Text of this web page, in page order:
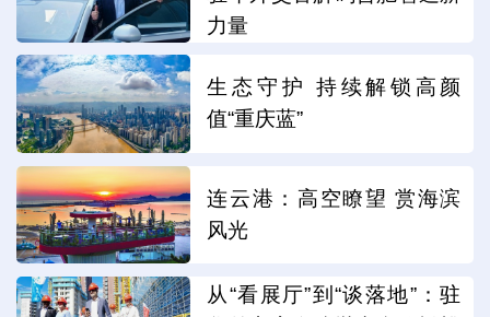
力量
生态守护 持续解锁高颜
值“重庆蓝”
连云港：高空瞭望 赏海滨
风光
从“看展厅”到“谈落地”：驻